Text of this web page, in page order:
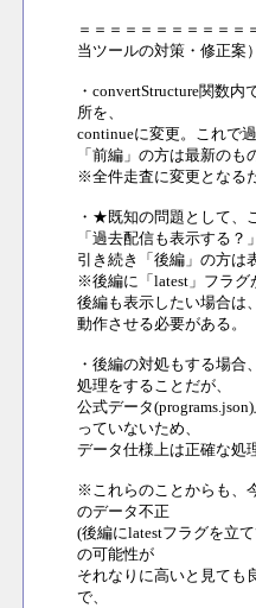
＝＝＝＝＝＝＝＝＝＝＝
当ツールの対策・修正案）
・convertStructure関数
所を、
continueに変更。これで
「前編」の方は最新のも
※全件走査に変更となる
・★既知の問題として、
「過去配信も表示する？
引き続き「後編」の方は
※後編に「latest」フラグ
後編も表示したい場合は
動作させる必要がある。
・後編の対処もする場
処理をすることだが、
公式データ
っていないため、
データ仕様上は正確な処
※これらのことからも、
のデータ不正
(後編にlatestフラグを立
の可能性が
それなりに高いと見ても
で、